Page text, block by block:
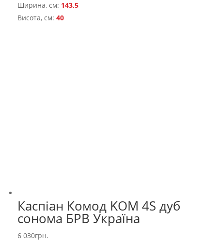
Ширина, см: 143,5
Висота, см:40
Каспіан Комод KOM 4S дуб
сонома БРВ Україна
6 030грн.